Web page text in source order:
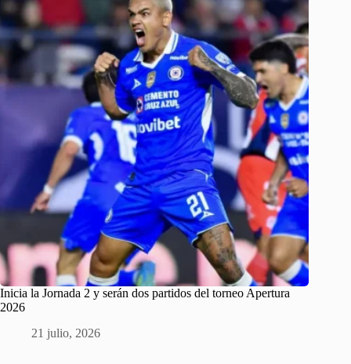
Inicia la Jornada 2 y serán dos partidos del torneo Apertura
2026
21 julio, 2026